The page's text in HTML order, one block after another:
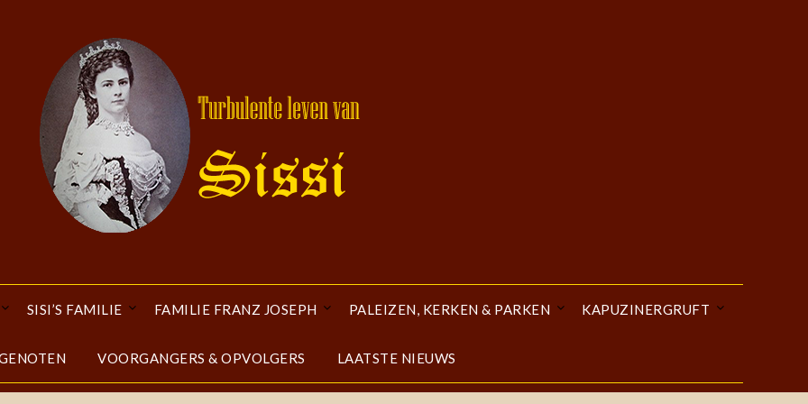
SISI’S FAMILIE FAMILIE FRANZ JOSEPH PALEIZEN, KERKEN & PARKEN KAPUZINERGRUFT
VOORGANGERS & OPVOLGERS LAATSTE NIEUWS